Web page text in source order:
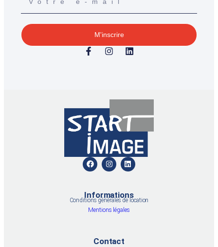
M'inscrire
Informations
Conditions générales de location
Mentions légales
Contact